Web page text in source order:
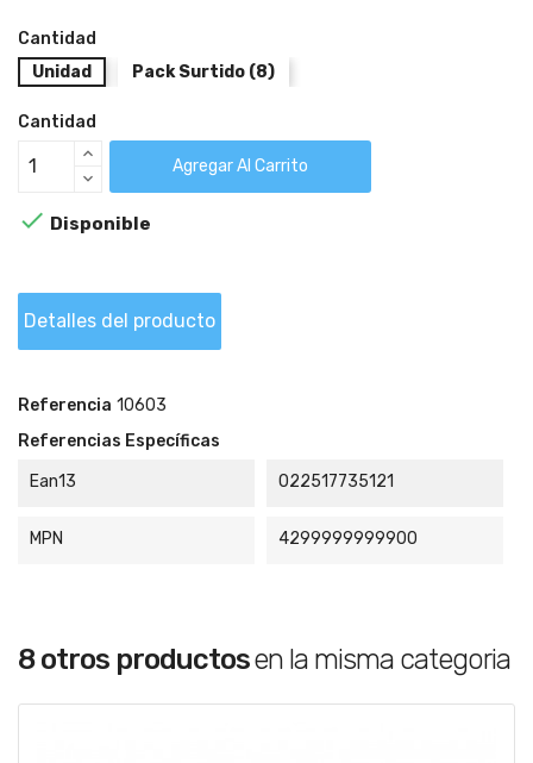
Cantidad
Unidad
Pack Surtido (8)
Cantidad
Agregar Al Carrito
 Disponible
Detalles del producto
Referencia 10603
Referencias Específicas
Ean13
022517735121
MPN 4299999999900
8 otros productosen la misma categoria